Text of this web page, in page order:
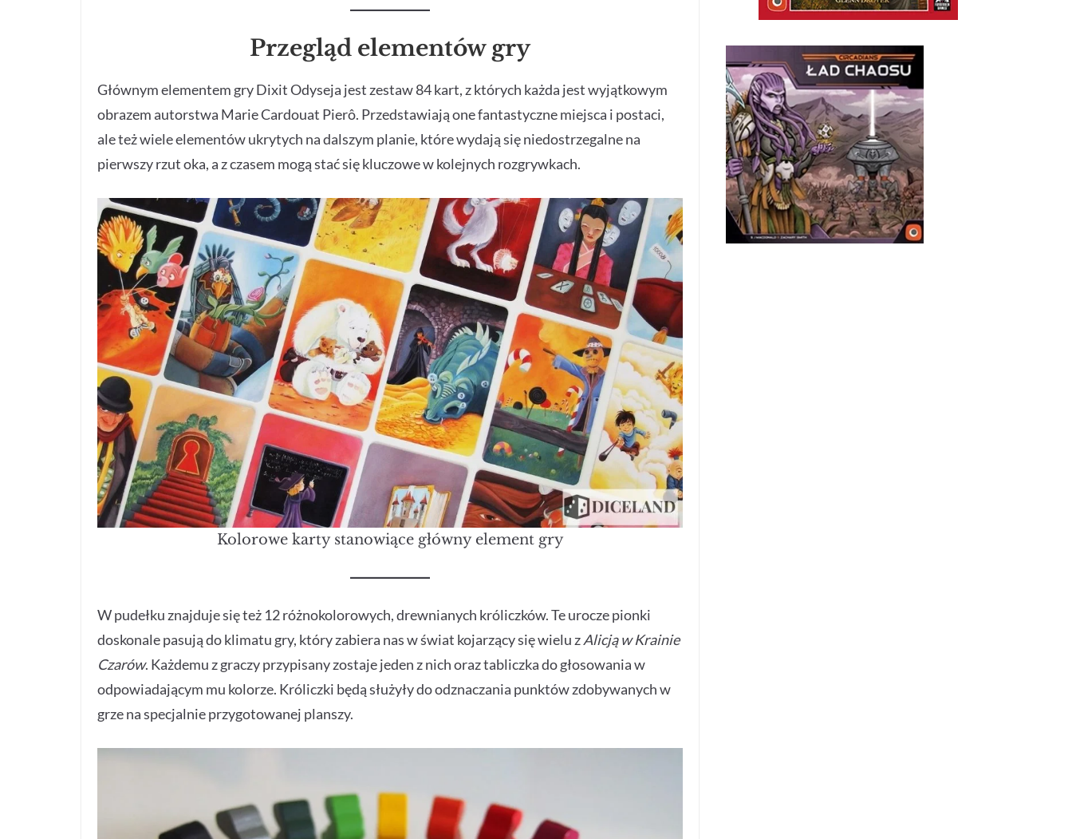
Przegląd elementów gry
Głównym elementem gry Dixit Odyseja jest zestaw 84 kart, z których każda jest wyjątkowym
obrazem autorstwa Marie Cardouat Pierô. Przedstawiają one fantastyczne miejsca i postaci,
ale też wiele elementów ukrytych na dalszym planie, które wydają się niedostrzegalne na
pierwszy rzut oka, a z czasem mogą stać się kluczowe w kolejnych rozgrywkach.
Kolorowe karty stanowiące główny element gry
W pudełku znajduje się też 12 różnokolorowych, drewnianych króliczków. Te urocze pionki
doskonale pasują do klimatu gry, który zabiera nas w świat kojarzący się wielu zAlicją w Krainie
Czarów. Każdemu z graczy przypisany zostaje jeden z nich oraz tabliczka do głosowania w
odpowiadającym mu kolorze. Króliczki będą służyły do odznaczania punktów zdobywanych w
grze na specjalnie przygotowanej planszy.